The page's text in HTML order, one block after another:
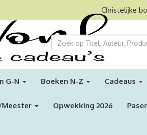
Christelijke
G-N Boeken N-Z Cadeaus
Meester Opwekking 2026